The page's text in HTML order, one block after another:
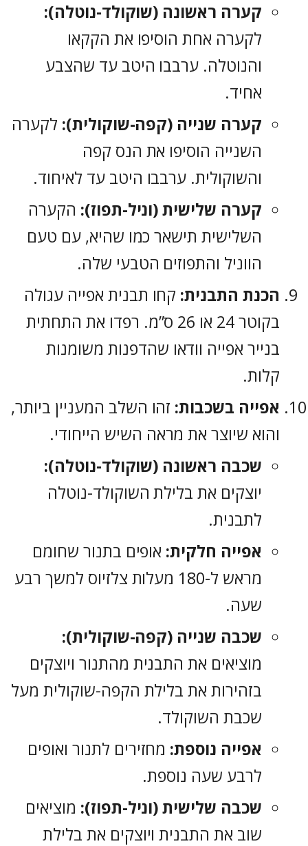
קערה ראשונה (שוקולד-נוטלה):
לקערה אחת הוסיפו את הקקאו
והנוטלה. ערבבו היטב עד שהצבע
אחיד.
קערה שנייה (קפה-שוקולית): לקערה
השנייה הוסיפו את הנס קפה
והשוקולית. ערבבו היטב עד לאיחוד.
קערה שלישית (וניל-תפוז): הקערה
השלישית תישאר כמו שהיא, עם טעם
הווניל והתפוזים הטבעי שלה.
הכנת התבנית: קחו תבנית אפייה עגולה
בקוטר 24 או 26 ס”מ. רפדו את התחתית
בנייר אפייה וודאו שהדפנות משומנות
קלות.
אפייה בשכבות: זהו השלב המעניין ביותר,
והוא שיוצר את מראה השיש הייחודי.
שכבה ראשונה (שוקולד-נוטלה):
יוצקים את בלילת השוקולד-נוטלה
לתבנית.
אפייה חלקית: אופים בתנור שחומם
מראש ל-180 מעלות צלזיוס למשך רבע
שעה.
שכבה שנייה (קפה-שוקולית):
מוציאים את התבנית מהתנור ויוצקים
בזהירות את בלילת הקפה-שוקולית מעל
שכבת השוקולד.
אפייה נוספת: מחזירים לתנור ואופים
לרבע שעה נוספת.
שכבה שלישית (וניל-תפוז): מוציאים
שוב את התבנית ויוצקים את בלילת